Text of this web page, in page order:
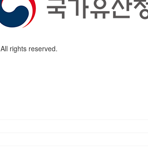
All rights reserved.